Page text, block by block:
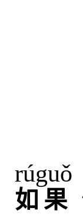
如
rú
果
guǒ